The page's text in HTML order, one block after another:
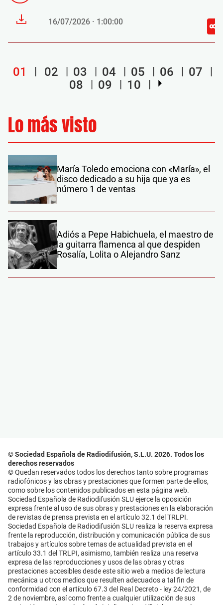
16/07/2026 · 1:00:00
01 02 03 04 05 06
07
08
09 10
Lo más visto
María Toledo emociona con «María», el
disco dedicado a su hija que ya es
número 1 de ventas
Adiós a Pepe Habichuela, el maestro de
la guitarra flamenca al que despiden
Rosalía, Lolita o Alejandro Sanz
© Sociedad Española de Radiodifusión, S.L.U. 2026. Todos los
derechos reservados
© Quedan reservados todos los derechos tanto sobre programas
radiofónicos y las obras y prestaciones que formen parte de ellos,
como sobre los contenidos publicados en esta página web.
Sociedad Española de Radiodifusión SLU ejerce la oposición
expresa frente al uso de sus obras y prestaciones en la elaboración
de revistas de prensa prevista en el artículo 32.1 del TRLPI.
Sociedad Española de Radiodifusión SLU realiza la reserva expresa
frente la reproducción, distribución y comunicación pública de sus
trabajos y artículos sobre temas de actualidad prevista en el
artículo 33.1 del TRLPI, asimismo, también realiza una reserva
expresa de las reproducciones y usos de las obras y otras
prestaciones accesibles desde este sitio web a medios de lectura
mecánica u otros medios que resulten adecuados a tal fin de
conformidad con el artículo 67.3 del Real Decreto - ley 24/2021, de
2 de noviembre, así como frente a cualquier utilización de sus